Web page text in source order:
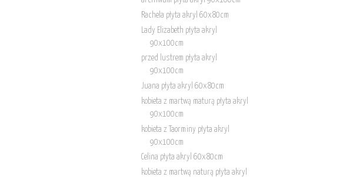
Rachela płyta akryl 60x80cm
Lady Elizabeth płyta akryl
90x100cm
przed lustrem płyta akryl
90x100cm
Juana płyta akryl 60x80cm
kobieta z martwą maturą płyta akryl
90x100cm
kobieta z Taorminy płyta akryl
90x100cm
Celina płyta akryl 60x80cm
kobieta z martwą naturą płyta akryl